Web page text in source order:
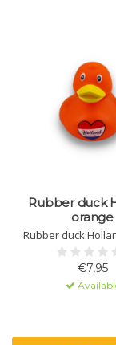
Rubber duck
orange
Rubber duck
€7,95